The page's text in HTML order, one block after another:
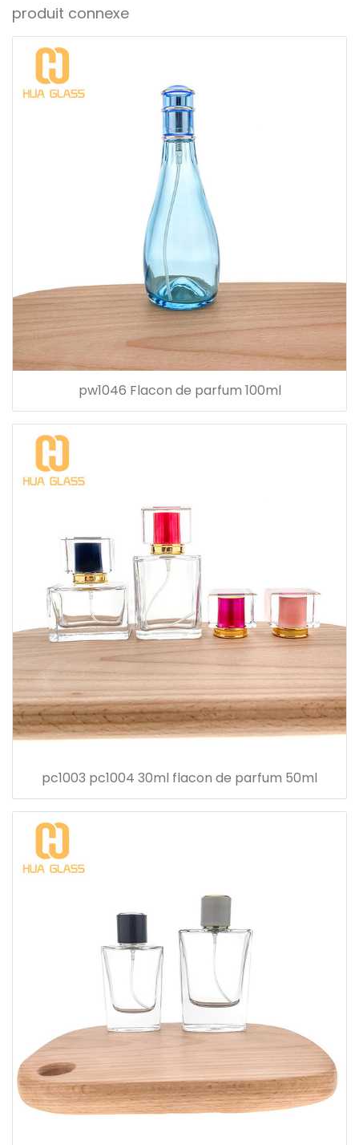
produit connexe
pw1046 Flacon de parfum 100ml
pc1003 pc1004 30ml flacon de parfum 50ml